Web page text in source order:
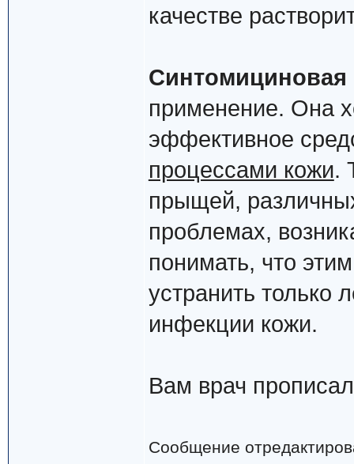
качестве
Синтомициновая
применение. Она
эффективное
процессами кожи.
прыщей,
проблемах,
понимать, что
устранить только
инфекции кожи.
Вам врач
Сообщение